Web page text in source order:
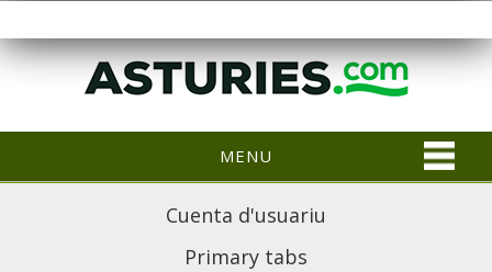
MENU
Cuenta d'usuariu
Primary tabs